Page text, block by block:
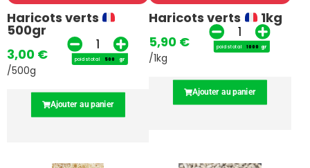
Haricots verts
500gr
3,00 €
/500g
poids total gr
Ajouter au panier
Haricots verts
1kg
5,90 €
/1kg
poids total gr
Ajouter au panier